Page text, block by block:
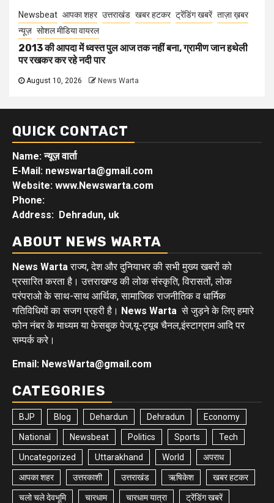
Newsbeat आपका शहर उत्तराखंड खबर हटकर ट्रेंडिंग खबरें ताज़ा ख़बर
न्यूज़ सोशल मीडिया वायरल
2013 की आपदा में ध्वस्त पुल आज तक नहीं बना, ग्रामीण जान हथेली
पर रखकर कर रहे नदी पार
August 10, 2026 News Warta
QUICK CONTACT
Name: न्यूज़ वार्ता
E-Mail: newswarta@gmail.com
Website: www.Newswarta.com
Phone:
Address: Dehradun, uk
ABOUT NEWS WARTA
News Wartaराज्य, देश और दुनियाभर की सभी मुख्य खबरों को
प्रसारित करता है। उत्तराखण्ड की लोक संस्कृति, विरासतों, लोक
परंपराओ के साथ-साथ आर्थिक, सामाजिक राजनीतिक व धार्मिक
गतिविधियों का सजग प्रहरी है। News Warta से जुड़ने के लिए हमारे
फोन नंबर के माध्यम या फेसबुक पेज,यू-ट्यूब चैनल,इंस्टाग्राम आदि पर
सम्पर्क करे।
Email: NewsWarta@gmail.com
CATEGORIES
BJP Blog Dehardun Dehradun Economy
National Newsbeat Politics Sports Tech
Uncategorized Uttarakhand World अपराध
आपका शहर उत्तरकाशी उत्तराखंड ऋषिकेश खबर हटकर
चलो चले देवभूमि चारधाम चारधाम यात्रा ट्रेंडिंग खबरें